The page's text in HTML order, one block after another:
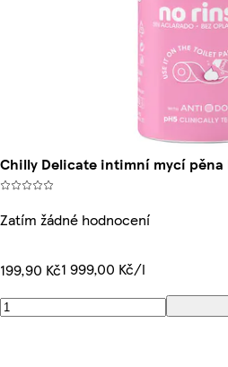
Chilly Delicate intimní mycí
Zatím žádné hodnocení
199,90 Kč1 999,00 Kč/l